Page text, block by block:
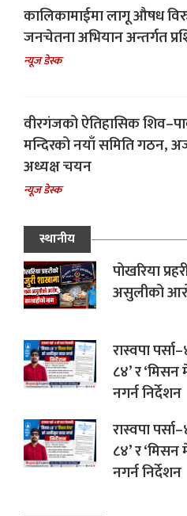
कालिकामाईमा लागू औषध
जनचेतना अभियान अन्तर्गत
न्यूज डेस्क
वीरगंजको ऐतिहासिक
मन्दिरको नयाँ समिति गठन,
अध्यक्ष चयन
न्यूज डेस्क
स्थानीय
पोखरिया
असुलीको
रास्वपा
८४’ र
नगर्न निर्देशन
रास्वपा
८४’ र
नगर्न निर्देशन